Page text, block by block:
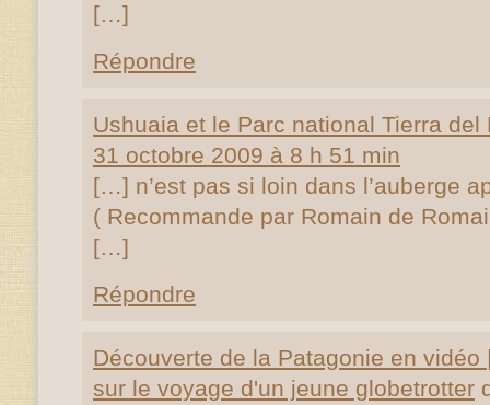
[…]
Répondre
Ushuaia et le Parc national Tierra del
31 octobre 2009 à 8 h 51 min
[…] n’est pas si loin dans l’auberge
( Recommande par Romain de
[…]
Répondre
Découverte de la Patagonie en vidéo
sur le voyage d'un jeune globetrotter